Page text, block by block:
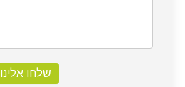
שלחו אלינו